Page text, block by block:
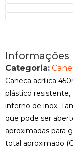
Informações
Categoria:
Caneca acrílica
plástico
interno de inox.
que pode ser
aproximadas para
total aproximado